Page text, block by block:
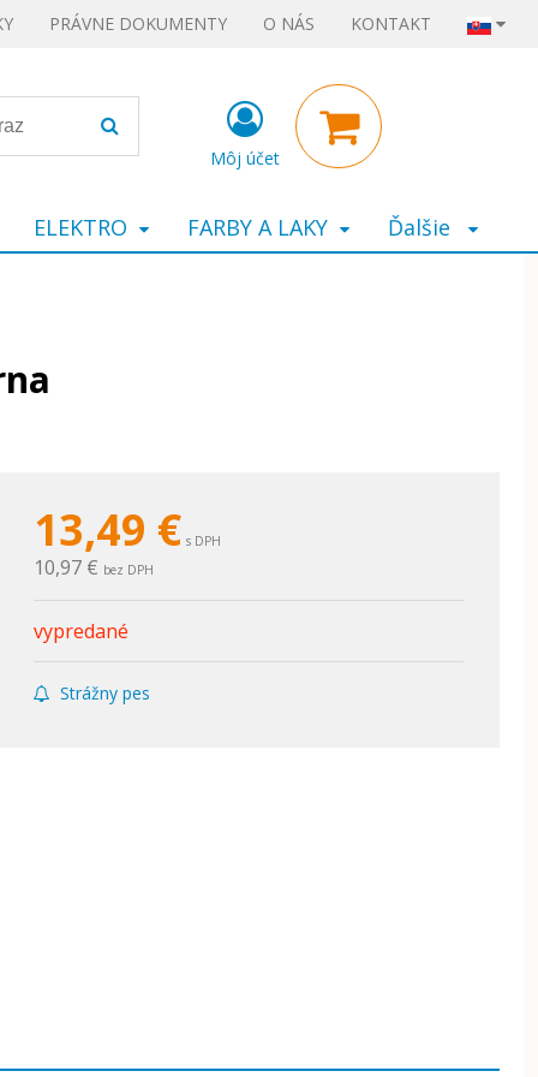
PRÁVNE DOKUMENTY O NÁS KONTAKT
Môj účet
ELEKTRO FARBY A LAKY Ďalšie
13,49 € s DPH
10,97 € bez DPH
vypredané
Strážny pes